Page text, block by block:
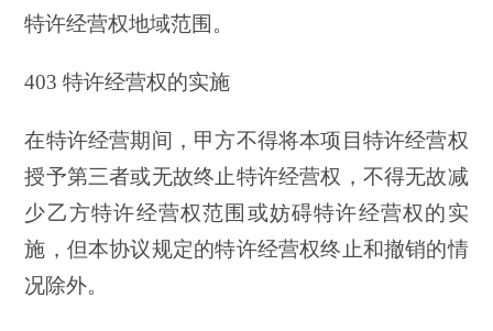
特许经营权地域范围。
403 特许经营权的实施
在特许经营期间，甲方不得将本项目特许经营权
授予第三者或无故终止特许经营权，不得无故减
少乙方特许经营权范围或妨碍特许经营权的实
施，但本协议规定的特许经营权终止和撤销的情
况除外。